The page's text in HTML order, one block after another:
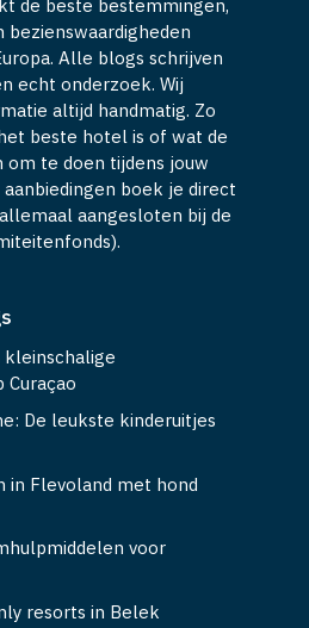
de beste bestemmingen,
bezienswaardigheden
Alle blogs schrijven
echt onderzoek. Wij
altijd handmatig. Zo
beste hotel is of wat de
om te doen tijdens jouw
boek je direct
aangesloten bij de
Curaçao
De leukste kinderuitjes
in Flevoland met hond
voor
resorts in Belek